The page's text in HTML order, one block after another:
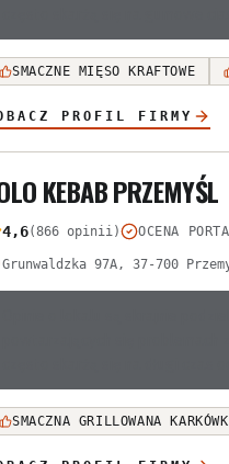
SMACZNE MIĘSO KRAFTOWE
PROFIL FIRMY
KEBAB PRZEMYŚL
4,6(866 opinii) OCENA
Grunwaldzka 97A, 37-700
SMACZNA GRILLOWANA